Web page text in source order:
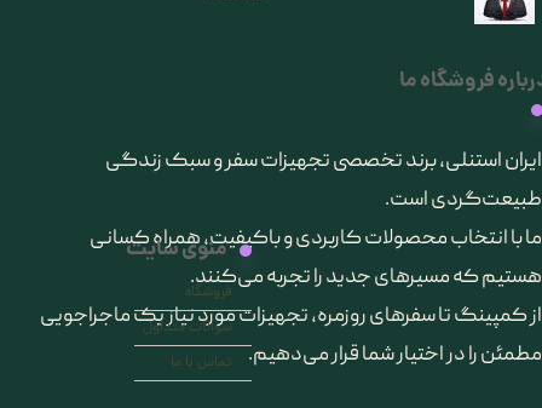
فروشگاه ما
​ایران استنلی، برند تخصصی تجهیزات سفر و سبک زندگی
طبیعت‌گردی است.
ما با انتخاب محصولات کاربردی و باکیفیت، همراه کسانی
هستیم که مسیرهای جدید را تجربه می‌کنند.
از کمپینگ تا سفرهای روزمره، تجهیزات مورد نیاز یک ماجراجویی
مطمئن را در اختیار شما قرار می‌دهیم.
منوی سایت
فروشگاه
سوالات متداول
تماس با ما